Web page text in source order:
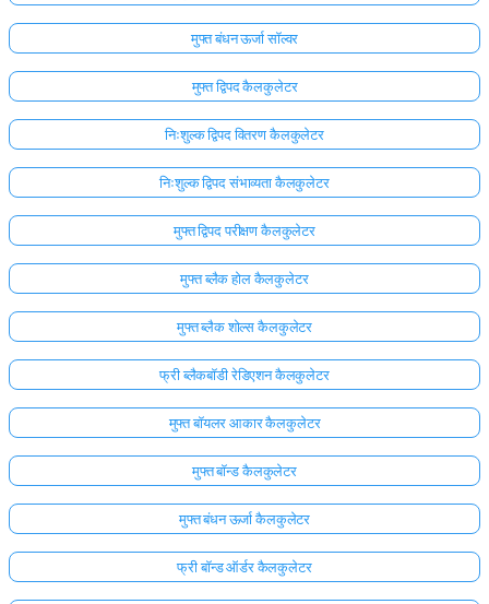
मुफ्त बंधन ऊर्जा सॉल्वर
मुफ्त द्विपद कैलकुलेटर
निःशुल्क द्विपद वितरण कैलकुलेटर
निःशुल्क द्विपद संभाव्यता कैलकुलेटर
मुफ्त द्विपद परीक्षण कैलकुलेटर
मुफ्त ब्लैक होल कैलकुलेटर
मुफ्त ब्लैक शोल्स कैलकुलेटर
फ्री ब्लैकबॉडी रेडिएशन कैलकुलेटर
मुफ्त बॉयलर आकार कैलकुलेटर
मुफ्त बॉन्ड कैलकुलेटर
मुफ्त बंधन ऊर्जा कैलकुलेटर
फ्री बॉन्ड ऑर्डर कैलकुलेटर